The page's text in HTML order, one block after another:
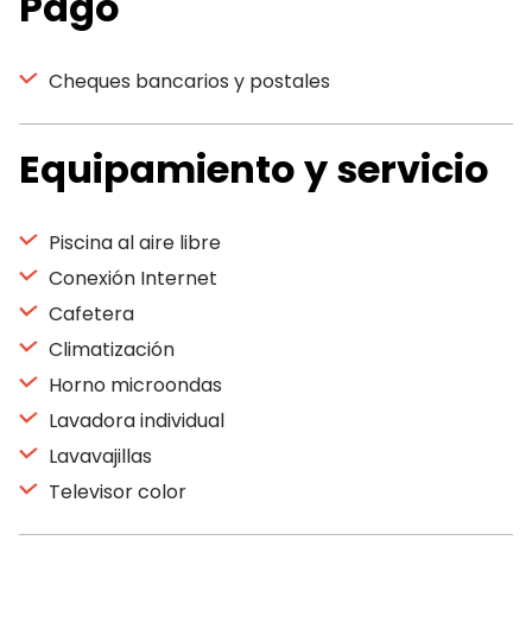
Cheques bancarios y postales
Equipamiento y servicio
Piscina al aire libre
Conexión Internet
Cafetera
Climatización
Horno microondas
Lavadora individual
Lavavajillas
Televisor color